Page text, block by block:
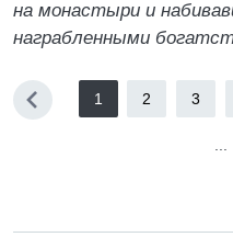
на монастыри и
награбленными
1 2 3